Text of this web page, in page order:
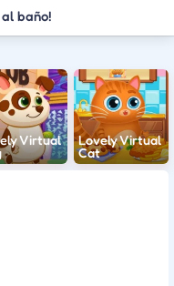
baño!
Virtual
Lovely Virtual
Cat